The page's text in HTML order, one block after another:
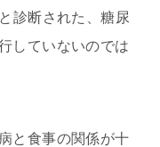
診断された、糖尿
していないのでは
と食事の関係が十